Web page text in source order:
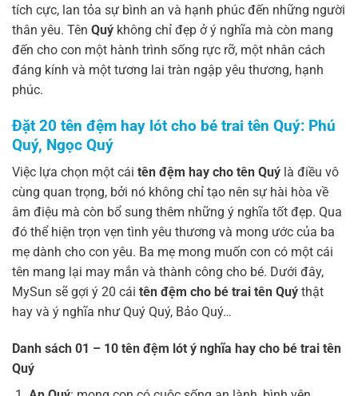
tích cực, lan tỏa sự bình an và hạnh phúc đến những người
thân yêu. Tên Quý không chỉ đẹp ở ý nghĩa mà còn mang
đến cho con một hành trình sống rực rỡ, một nhân cách
đáng kính và một tương lai tràn ngập yêu thương, hạnh
phúc.
Đặt 20 tên đệm hay lót cho bé trai tên Quý: Phú
Quý, Ngọc Quý
Việc lựa chọn một cái tên đệm hay cho tên Quý là điều vô
cùng quan trọng, bởi nó không chỉ tạo nên sự hài hòa về
âm điệu mà còn bổ sung thêm những ý nghĩa tốt đẹp. Qua
đó thể hiện trọn vẹn tình yêu thương và mong ước của ba
mẹ dành cho con yêu. Ba mẹ mong muốn con có một cái
tên mang lại may mắn và thành công cho bé. Dưới đây,
MySun sẽ gợi ý 20 cái tên đệm cho bé trai tên Quý thật
hay và ý nghĩa như Quý Quý, Bảo Quý…
Danh sách 01 – 10 tên đệm lót ý nghĩa hay cho bé trai tên
Quý